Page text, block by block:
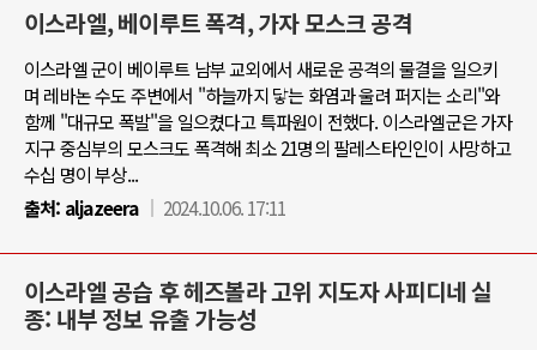
이스라엘, 베이루트 폭격, 가자 모스크 공격
이스라엘 군이 베이루트 남부 교외에서 새로운 공격의 물결을 일으키
며 레바논 수도 주변에서 "하늘까지 닿는 화염과 울려 퍼지는 소리"와
함께 "대규모 폭발"을 일으켰다고 특파원이 전했다. 이스라엘군은 가자
지구 중심부의 모스크도 폭격해 최소 21명의 팔레스타인인이 사망하고
수십 명이 부상...
출처: aljazeera 2024.10.06. 17:11
이스라엘 공습 후 헤즈볼라 고위 지도자 사피디네 실
종: 내부 정보 유출 가능성